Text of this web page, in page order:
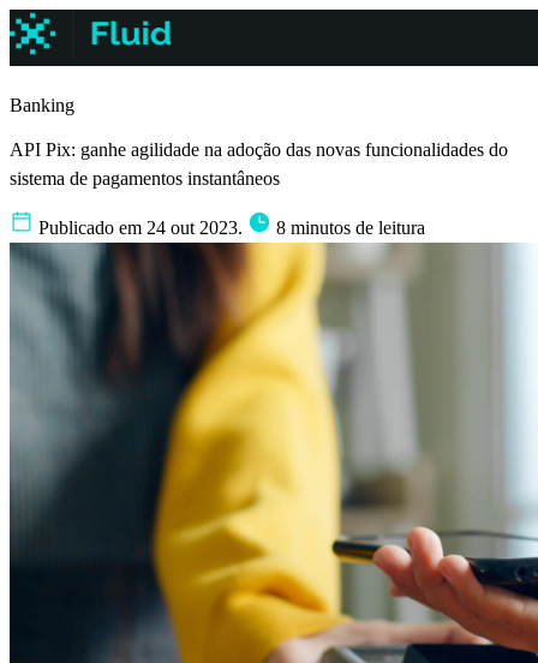
Banking
API Pix: ganhe agilidade na adoção das novas funcionalidades do
sistema de pagamentos instantâneos
Publicado em 24 out 2023. 8 minutos de leitura